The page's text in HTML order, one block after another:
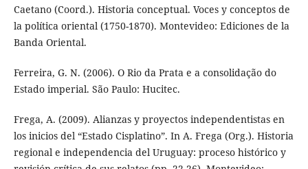
Caetano (Coord.). Historia conceptual. Voces y conceptos de
la política oriental (1750-1870). Montevideo: Ediciones de la
Banda Oriental.
Ferreira, G. N. (2006). O Rio da Prata e a consolidação do
Estado imperial. São Paulo: Hucitec.
Frega, A. (2009). Alianzas y proyectos independentistas en
los inicios del “Estado Cisplatino”. In A. Frega (Org.). Historia
regional e independencia del Uruguay: proceso histórico y